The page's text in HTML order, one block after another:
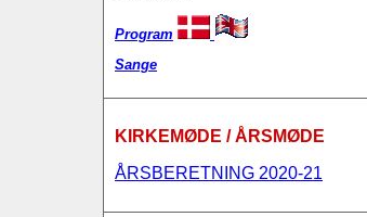
Program
Sange
KIRKEMØDE / ÅRSMØDE
ÅRSBERETNING 2020-21